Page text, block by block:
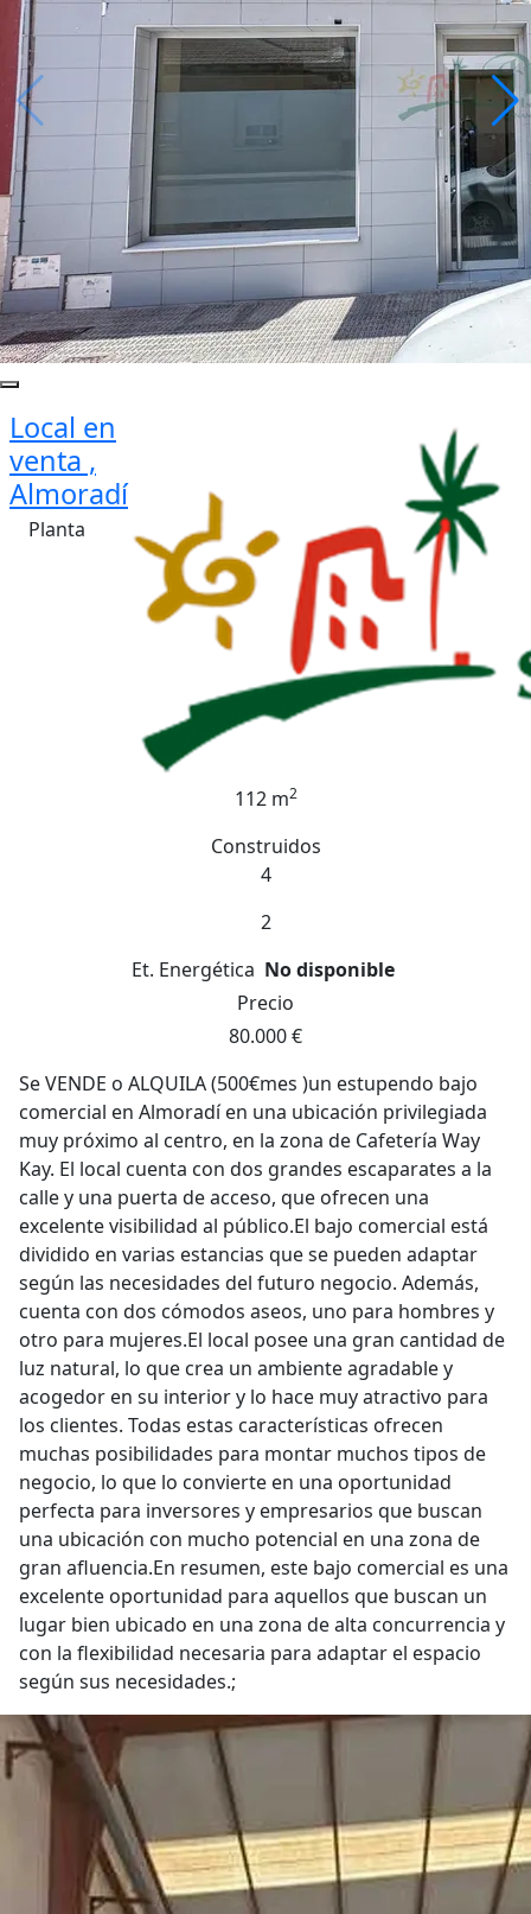
Local en
venta ,
Almoradí
Planta
112 m2
Construidos
4
2
Et. Energética No disponible
Precio
80.000 €
Se VENDE o ALQUILA (500€mes )un estupendo bajo
comercial en Almoradí en una ubicación privilegiada
muy próximo al centro, en la zona de Cafetería Way
Kay. El local cuenta con dos grandes escaparates a la
calle y una puerta de acceso, que ofrecen una
excelente visibilidad al público.El bajo comercial está
dividido en varias estancias que se pueden adaptar
según las necesidades del futuro negocio. Además,
cuenta con dos cómodos aseos, uno para hombres y
otro para mujeres.El local posee una gran cantidad de
luz natural, lo que crea un ambiente agradable y
acogedor en su interior y lo hace muy atractivo para
los clientes. Todas estas características ofrecen
muchas posibilidades para montar muchos tipos de
negocio, lo que lo convierte en una oportunidad
perfecta para inversores y empresarios que buscan
una ubicación con mucho potencial en una zona de
gran afluencia.En resumen, este bajo comercial es una
excelente oportunidad para aquellos que buscan un
lugar bien ubicado en una zona de alta concurrencia y
con la flexibilidad necesaria para adaptar el espacio
según sus necesidades.;